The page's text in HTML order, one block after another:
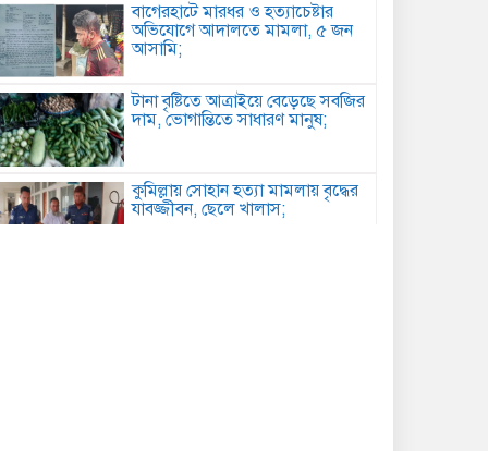
বাগেরহাটে মারধর ও হত্যাচেষ্টার
অভিযোগে আদালতে মামলা, ৫ জন
আসামি;
টানা বৃষ্টিতে আত্রাইয়ে বেড়েছে সবজির
দাম, ভোগান্তিতে সাধারণ মানুষ;
কুমিল্লায় সোহান হত্যা মামলায় বৃদ্ধের
যাবজ্জীবন, ছেলে খালাস;